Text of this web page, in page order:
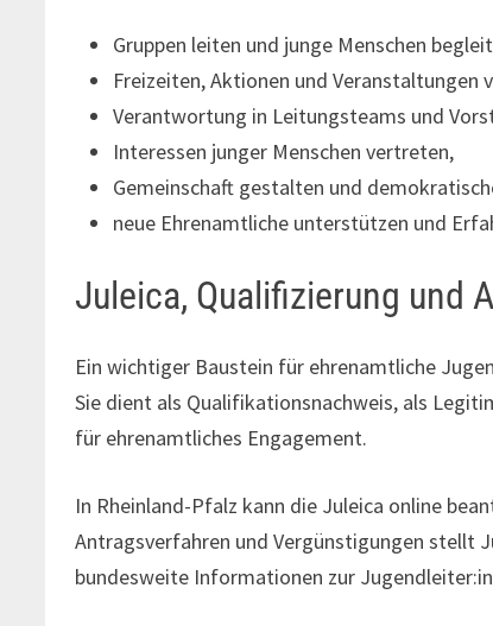
Gruppen leiten und junge Menschen
Freizeiten, Aktionen und Veranstaltungen
Verantwortung in Leitungsteams und
Interessen junger Menschen vertreten,
Gemeinschaft gestalten und
neue Ehrenamtliche unterstützen und
Juleica, Qualifizierung und
Ein wichtiger Baustein für ehrenamtliche
Sie dient als Qualifikationsnachweis, als
für ehrenamtliches Engagement.
In Rheinland-Pfalz kann die Juleica online
Antragsverfahren und Vergünstigungen stellt
bundesweite Informationen zur